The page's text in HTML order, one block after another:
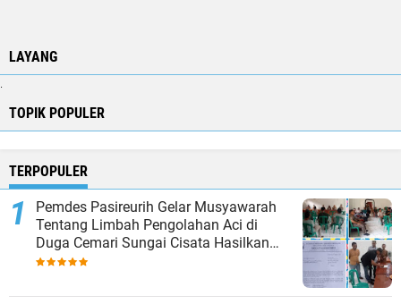
LAYANG
TOPIK POPULER
TERPOPULER
Pemdes Pasireurih Gelar Musyawarah
Tentang Limbah Pengolahan Aci di
Duga Cemari Sungai Cisata Hasilkan
Kesepakatan Tutup Sementara